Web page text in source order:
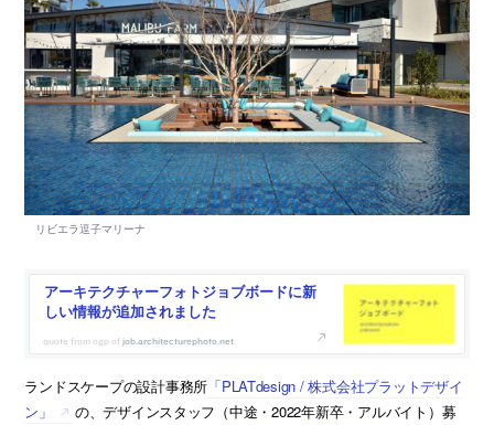
アーキテクチャーフォトジョブボードに新
しい情報が追加されました
job.architecturephoto.net
ランドスケープの設計事務所 「PLATdesign / 株式会社プラットデザイ
ン」
の、デザインスタッフ（中途・2022年新卒・アルバイト）募